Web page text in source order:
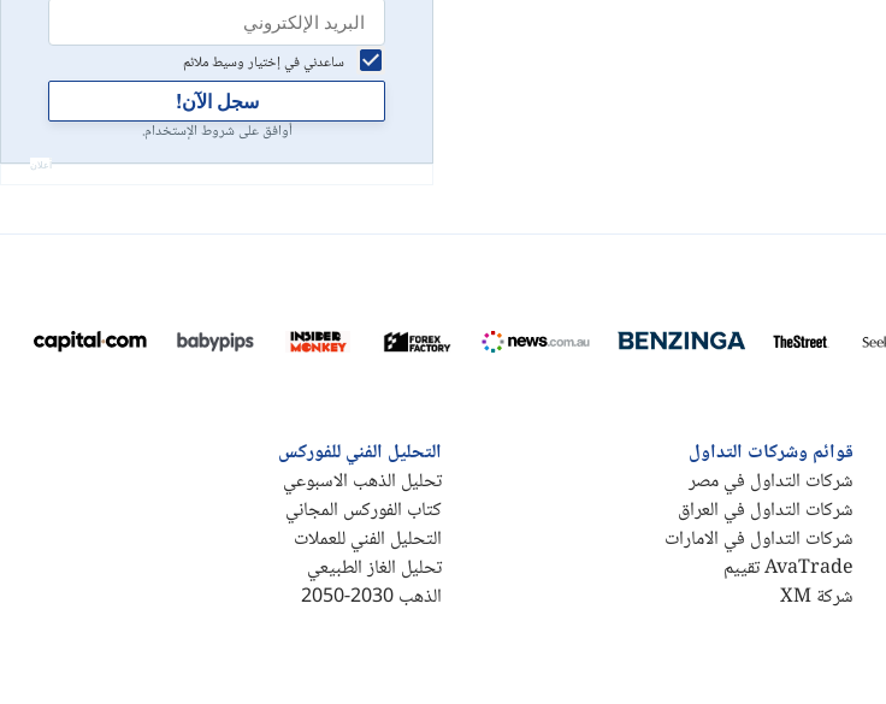
ساعدني في إختيار وسيط ملائم
سجل الآن!
أوافق على شروط الإستخدام.
أعلان
قوائم وشركات التداول
شركات التداول في مصر
شركات التداول في العراق
شركات التداول في الامارات
AvaTrade تقييم
شركة XM
التحليل الفني للفوركس
تحليل الذهب الاسبوعي
كتاب الفوركس المجاني
التحليل الفني للعملات
تحليل الغاز الطبيعي
الذهب 2030-2050